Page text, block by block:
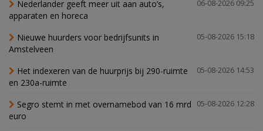
06-08-2026 09:25
Nederlander geeft meer uit aan auto’s,
apparaten en horeca
05-08-2026 15:18
Nieuwe huurders voor bedrijfsunits in
Amstelveen
05-08-2026 14:53
Het indexeren van de huurprijs bij 290-ruimte
en 230a-ruimte
05-08-2026 12:28
Segro stemt in met overnamebod van 16 mrd
euro